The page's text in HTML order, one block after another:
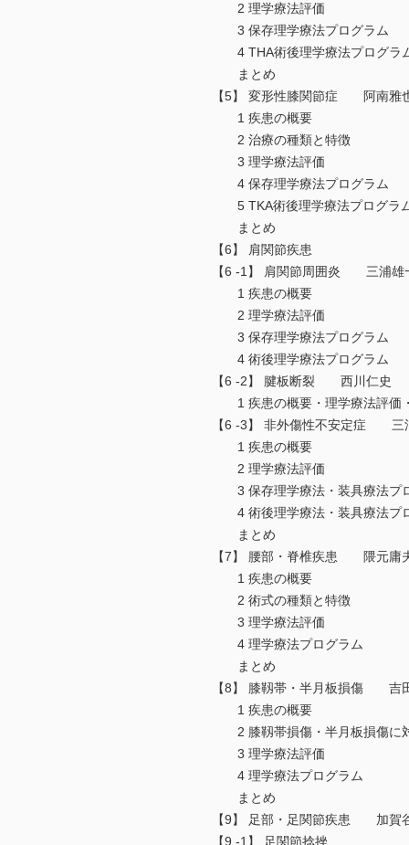
2 理学療法評価
3 保存理学療法プログラム
4 THA術後理学療法プログラ
まとめ
【5】 変形性膝関節症 阿南雅
1 疾患の概要
2 治療の種類と特徴
3 理学療法評価
4 保存理学療法プログラム
5 TKA術後理学療法プログラ
まとめ
【6】 肩関節疾患
【6 -1】 肩関節周囲炎 三浦雄
1 疾患の概要
2 理学療法評価
3 保存理学療法プログラム
4 術後理学療法プログラム
【6 -2】 腱板断裂 西川仁史
1 疾患の概要・理学療法評価
【6 -3】 非外傷性不安定症 三
1 疾患の概要
2 理学療法評価
3 保存理学療法・装具療法プ
4 術後理学療法・装具療法プ
まとめ
【7】 腰部・脊椎疾患 隈元庸
1 疾患の概要
2 術式の種類と特徴
3 理学療法評価
4 理学療法プログラム
まとめ
【8】 膝靱帯・半月板損傷 吉
1 疾患の概要
2 膝靱帯損傷・半月板損傷に
3 理学療法評価
4 理学療法プログラム
まとめ
【9】 足部・足関節疾患 加賀
【9 -1】 足関節捻挫